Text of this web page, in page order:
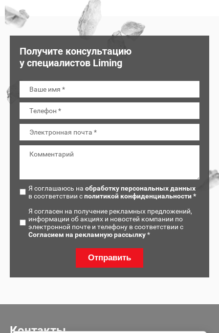
Получите консультацию
у специалистов Liming
Я соглашаюсь на обработку персональных данных
в соответствии сполитикой конфиденциальности *
Я согласен на получение рекламных предложений,
информации об акциях и новостей компании по
электронной почте и телефону в соответствии с
Согласием на рекламную рассылку*
Отправить